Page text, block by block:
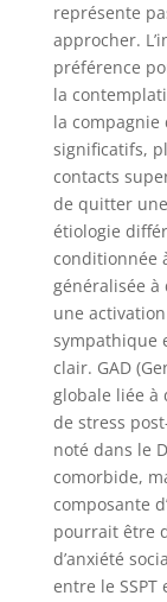
représente
approcher.
préférence
la
la compagnie
significatifs,
contacts
de quitter
étiologie
conditionnée
généralisée à
une
sympathique
clair. GAD
globale liée à
de stress
noté dans le
comorbide,
composante
pourrait être
d’anxiété
entre le